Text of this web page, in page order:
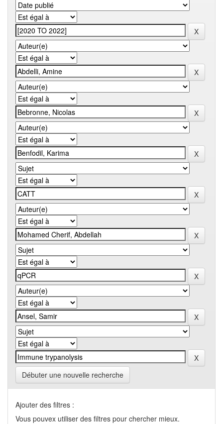
Débuter une nouvelle recherche
Ajouter des filtres :
Vous pouvex utiliser des filtres pour chercher mieux.